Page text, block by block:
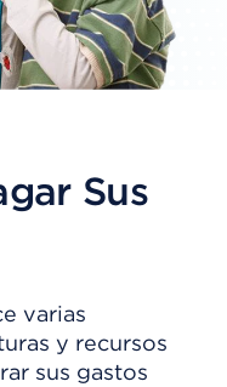
Sus
varias
y recursos
sus gastos